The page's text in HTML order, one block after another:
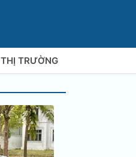
THỊ TRƯỜNG